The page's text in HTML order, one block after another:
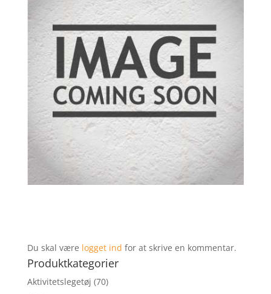
Du skal være logget ind for at skrive en kommentar.
Produktkategorier
Aktivitetslegetøj (70)